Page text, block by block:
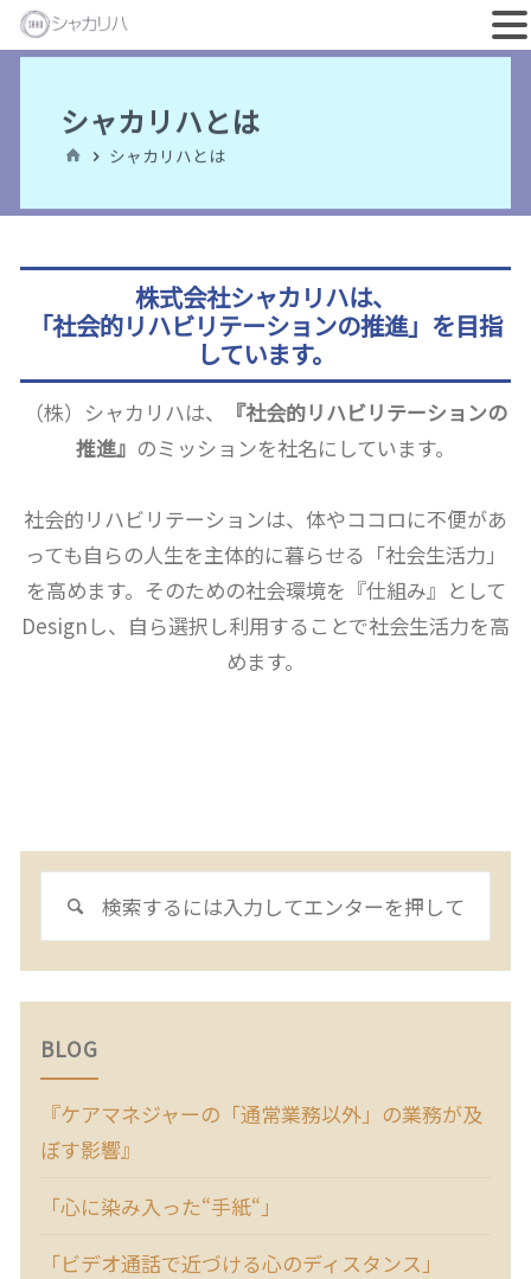
ツ
シャカリハとは
ホ シャカリハとは
株式会社シャカリハは、
「社会的リハビリテーションの推進」 を目指
しています。
（株）シャカリハは、
『社会的リハビリテーションの
推進』 のミッションを社名にしています。
社会的リハビリテーションは、体やココロに不便があ
っても自らの人生を主体的に暮らせる「社会生活力」
を高めます。そのための社会環境を『仕組み』として
Designし、自ら選択し利用することで社会生活力を高
めます。
検
索
BLOG
『ケアマネジャーの「通常業務以外」の業務が及
ぼす影響』
「心に染み入った“手紙“」
「ビデオ通話で近づける心のディスタンス」